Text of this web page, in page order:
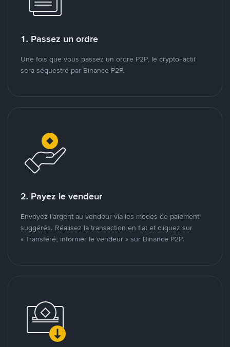
1. Passez un ordre
Une fois que vous passez un ordre P2P, le crypto-actif
sera séquestré par Binance P2P.
2. Payez le vendeur
Envoyez l’argent au vendeur via les modes de paiement
suggérés. Réalisez la transaction en fiat et cliquez sur
« Transféré, informer le vendeur » sur Binance P2P.